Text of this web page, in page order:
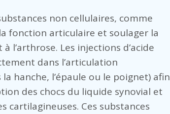
non cellulaires, comme
fonction articulaire et soulager la
l’arthrose. Les injections d’acide
dans l’articulation
hanche, l’épaule ou le poignet) afin
des chocs du liquide synovial et
cartilagineuses. Ces substances